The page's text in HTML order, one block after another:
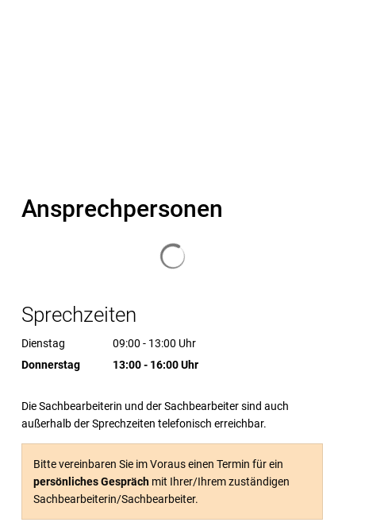
Ansprechpersonen
Sprechzeiten
Dienstag 09:00 - 13:00 Uhr
Von 09:00 bis 13:00 Uhr
Donnerstag 13:00- 16:00Uhr
Die Sachbearbeiterin und der Sachbearbeiter sind auch
außerhalb der Sprechzeiten telefonisch erreichbar.
Bitte vereinbaren Sie im Voraus einen Termin für ein
persönliches Gespräch mit Ihrer/Ihrem zuständigen
Sachbearbeiterin/Sachbearbeiter.